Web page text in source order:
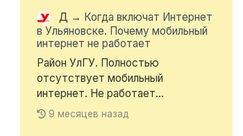
Д → Когда включат Интернет
в Ульяновске. Почему мобильный
интернет не работает
Район УлГУ. Полностью
отсутствует мобильный
интернет. Не работает...
9 месяцев назад